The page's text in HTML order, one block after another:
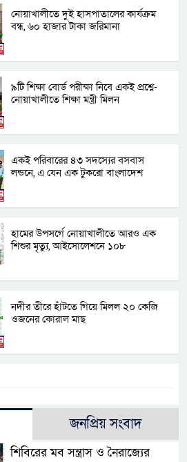
নোয়াখালীতে দুই হাসপাতালের কার্যক্রম
বন্ধ, ৬০ হাজার টাকা জরিমানা
৯টি শিক্ষা বোর্ড পরীক্ষা নিবে একই প্রশ্নে-
নোয়াখালীতে শিক্ষা মন্ত্রী মিলন
একই পরিবারের ৪৩ সদস্যের বসবাস
লন্ডনে, এ যেন এক টুকরো বাংলাদেশ
হামের উপসর্গে নোয়াখালীতে আরও এক
শিশুর মৃত্যু, আইসোলেশনে ১০৮
নদীর তীরে হাঁটতে গিয়ে মিলল ২০ কেজি
ওজনের কোরাল মাছ
জনপ্রিয় সংবাদ
শিবিরের মব সন্ত্রাস ও নৈরাজ্যের